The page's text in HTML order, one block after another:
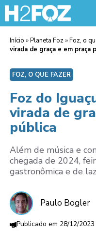
Início »Planeta Foz »Foz, o
virada de graça e em praça
FOZ, O QUE FAZER
Foz do
virada de
pública
Além de música e
chegada de 2024,
gastronômica e de
Paulo Bogler
28/12/2023